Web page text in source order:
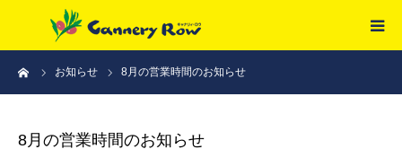
お知らせ 8月の営業時間のお知らせ
8月の営業時間のお知らせ
HOME